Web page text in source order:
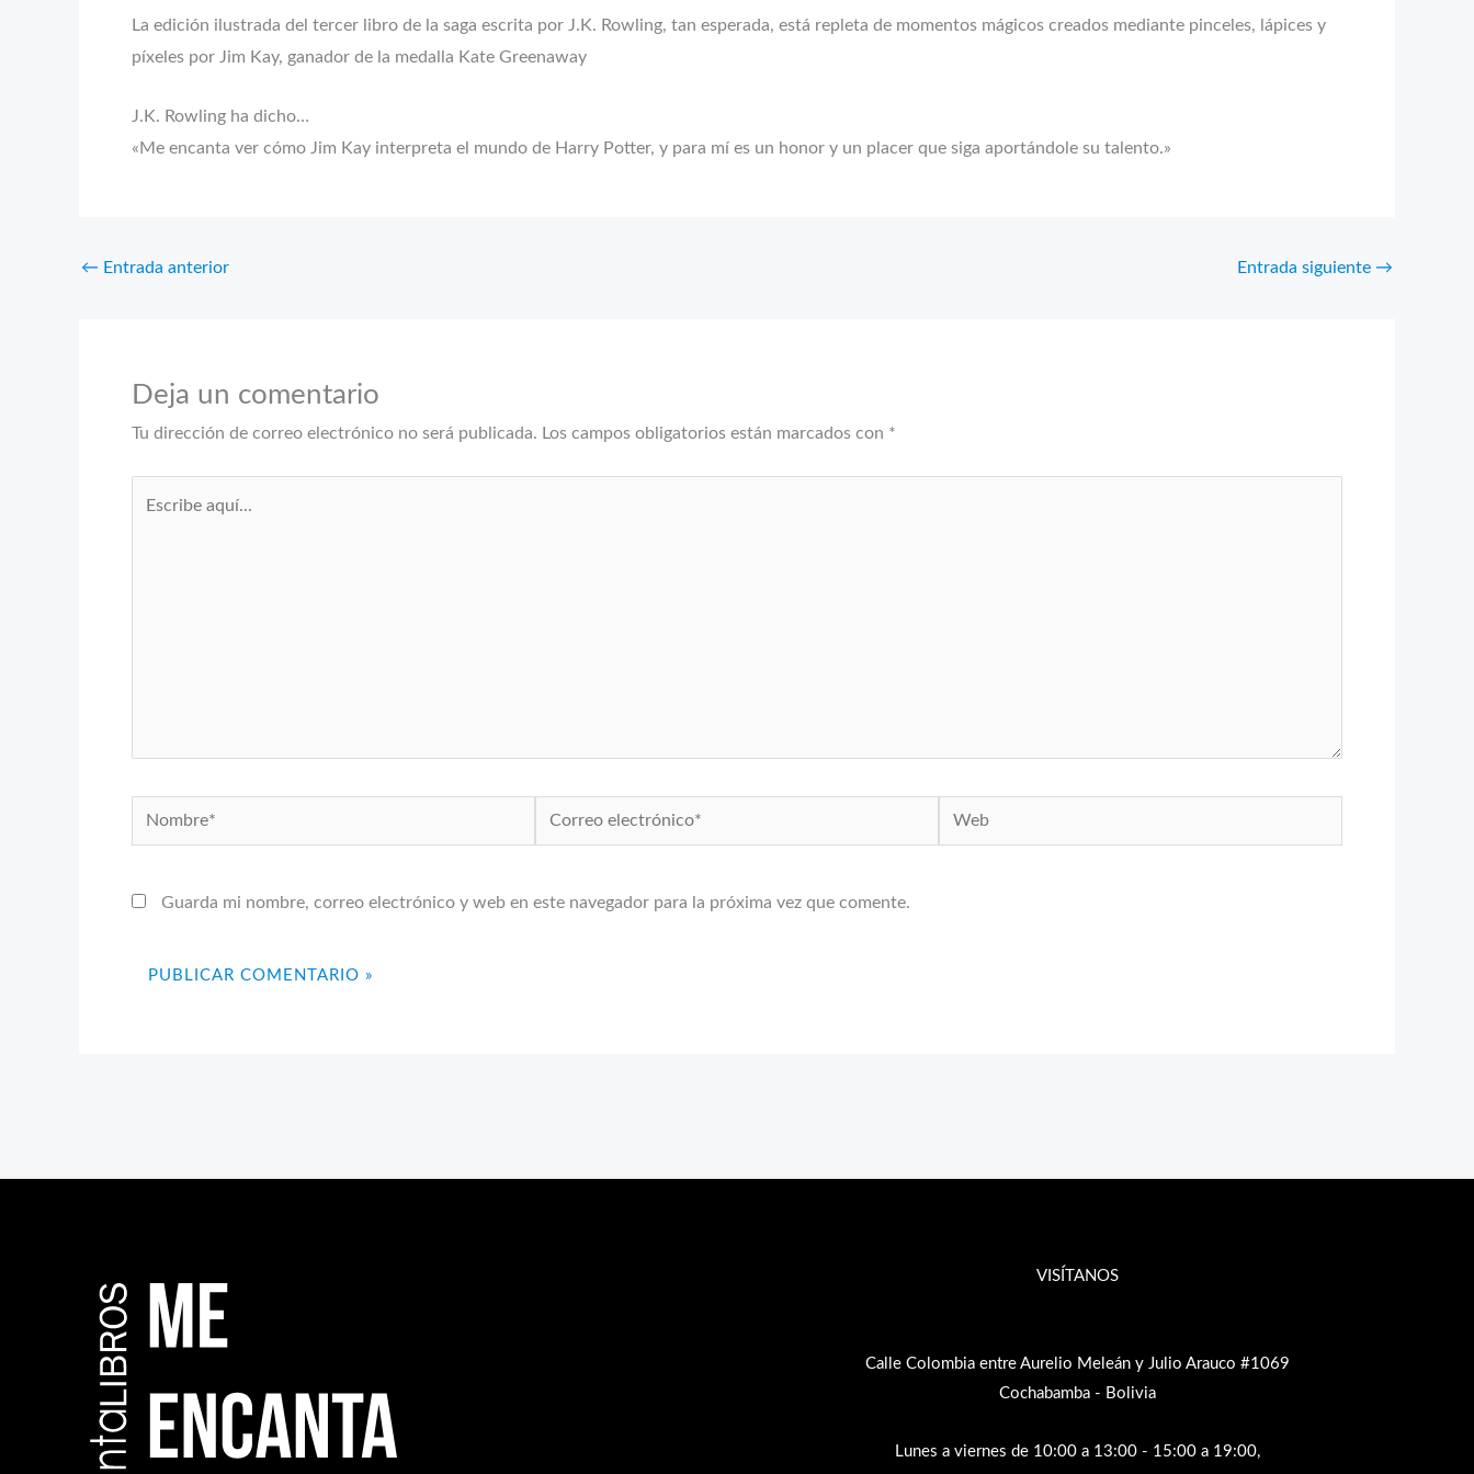
La edición ilustrada del tercer libro de la saga escrita por J.K. Rowling, tan esperada, está repleta de momentos mágicos creados mediante pinceles, lápices y
píxeles por Jim Kay, ganador de la medalla Kate Greenaway
J.K. Rowling ha dicho…
«Me encanta ver cómo Jim Kay interpreta el mundo de Harry Potter, y para mí es un honor y un placer que siga aportándole su talento.»
← Entrada anterior Entrada siguiente →
Deja un comentario
Tu dirección de correo electrónico no será publicada. Los campos obligatorios están marcados con *
Nombre*
Correo
electrónico*
Web
Guarda mi nombre, correo electrónico y web en este navegador para la próxima vez que comente.
VISÍTANOS
Calle Colombia entre Aurelio Meleán y Julio Arauco #1069
Cochabamba - Bolivia
Lunes a viernes de 10:00 a 13:00 - 15:00 a 19:00,